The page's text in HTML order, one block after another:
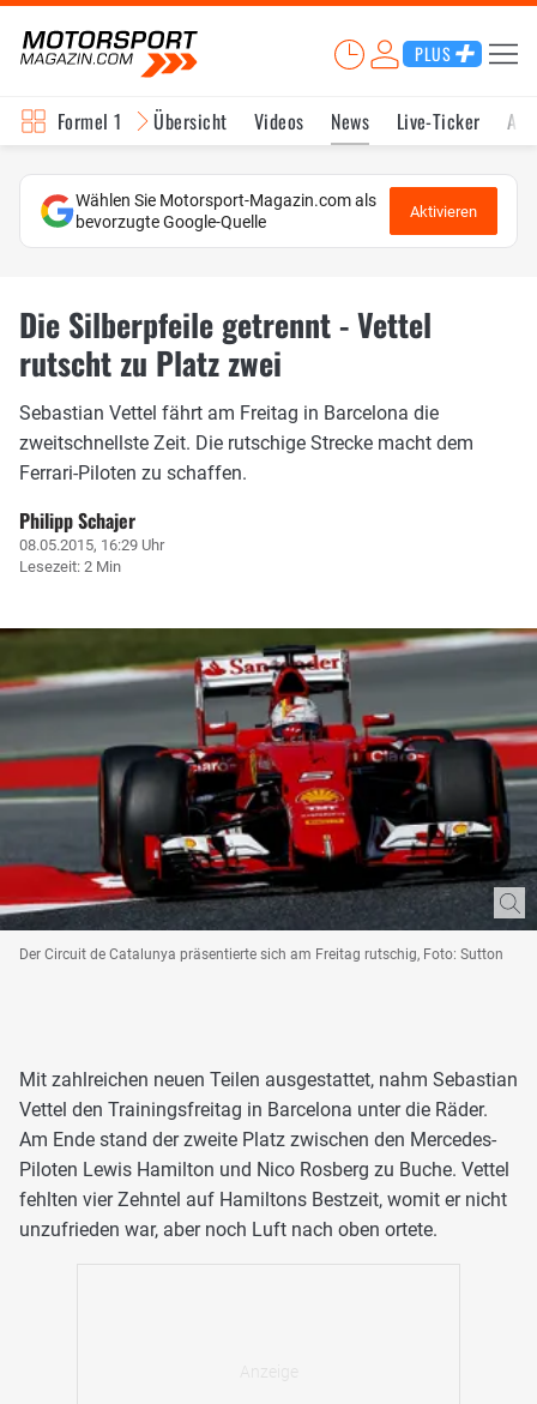
PLUS
Formel 1 Übersicht Videos News Live-Ticker
Wählen Sie Motorsport-Magazin.com als
bevorzugte Google-Quelle
Aktivieren
Die Silberpfeile getrennt - Vettel
rutscht zu Platz zwei
Sebastian Vettel fährt am Freitag in Barcelona die
zweitschnellste Zeit. Die rutschige Strecke macht dem
Ferrari-Piloten zu schaffen.
Philipp Schajer
08.05.2015, 16:29 Uhr
Lesezeit: 2 Min
Der Circuit de Catalunya präsentierte sich am Freitag rutschig, Foto: Sutton
Mit zahlreichen neuen Teilen ausgestattet, nahm Sebastian
Vettel den Trainingsfreitag in Barcelona unter die Räder.
Am Ende stand der zweite Platz zwischen den Mercedes-
Piloten Lewis Hamilton und Nico Rosberg zu Buche. Vettel
fehlten vier Zehntel auf Hamiltons Bestzeit, womit er nicht
unzufrieden war, aber noch Luft nach oben ortete.